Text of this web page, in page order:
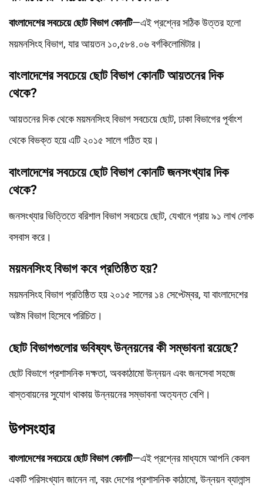
বাংলাদেশের সবচেয়ে ছোট বিভাগ কোনটি—এই প্রশ্নের সঠিক উত্তর হলো
ময়মনসিংহ বিভাগ, যার আয়তন ১০,৫৮৪.০৬ বর্গকিলোমিটার।
বাংলাদেশের সবচেয়ে ছোট বিভাগ কোনটি আয়তনের দিক
থেকে?
আয়তনের দিক থেকে ময়মনসিংহ বিভাগ সবচেয়ে ছোট, ঢাকা বিভাগের পূর্বাংশ
থেকে বিভক্ত হয়ে এটি ২০১৫ সালে গঠিত হয়।
বাংলাদেশের সবচেয়ে ছোট বিভাগ কোনটি জনসংখ্যার দিক
থেকে?
জনসংখ্যার ভিত্তিতে বরিশাল বিভাগ সবচেয়ে ছোট, যেখানে প্রায় ৯১ লাখ লোক
বসবাস করে।
ময়মনসিংহ বিভাগ কবে প্রতিষ্ঠিত হয়?
ময়মনসিংহ বিভাগ প্রতিষ্ঠিত হয় ২০১৫ সালের ১৪ সেপ্টেম্বর, যা বাংলাদেশের
অষ্টম বিভাগ হিসেবে পরিচিত।
ছোট বিভাগগুলোর ভবিষ্যৎ উন্নয়নের কী সম্ভাবনা রয়েছে?
ছোট বিভাগে প্রশাসনিক দক্ষতা, অবকাঠামো উন্নয়ন এবং জনসেবা সহজে
বাস্তবায়নের সুযোগ থাকায় উন্নয়নের সম্ভাবনা অত্যন্ত বেশি।
উপসংহার
বাংলাদেশের সবচেয়ে ছোট বিভাগ কোনটি—এই প্রশ্নের মাধ্যমে আপনি কেবল
একটি পরিসংখ্যান জানেন না, বরং দেশের প্রশাসনিক কাঠামো, উন্নয়ন ব্যালান্স